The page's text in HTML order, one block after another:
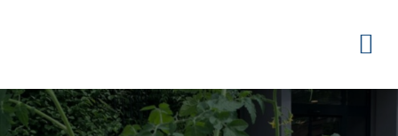
navigation
principale
principal
barre
latérale